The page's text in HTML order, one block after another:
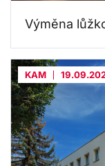
Výměna
KAM